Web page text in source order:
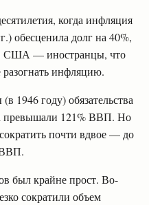
когда инфляция
обесценила долг на 40%,
США — иностранцы, что
инфляцию.
1946 году) обязательства
превышали 121% ВВП. Но
сократить почти вдвое — до
был крайне прост. Во-
сократили объем